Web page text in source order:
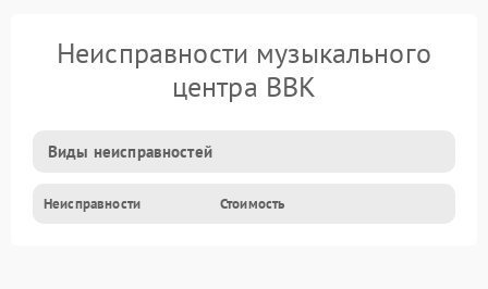
Неисправности музыкального
центра BBK
Виды неисправностей
Неисправности Стоимость